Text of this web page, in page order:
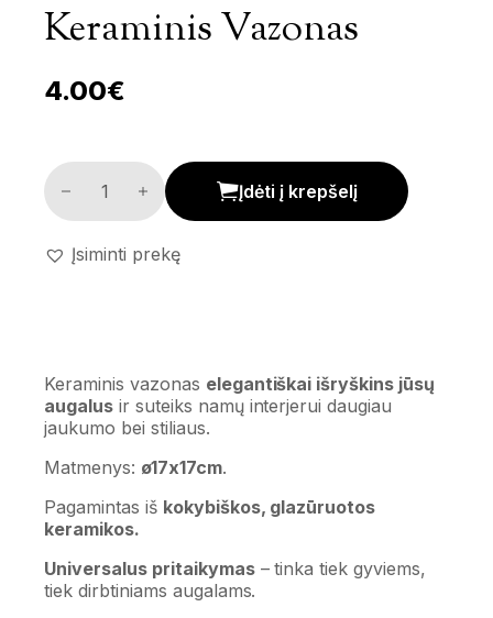
Keraminis Vazonas
4.00€
Keraminis vazonas kiekis
Įdėti į krepšelį
Įsiminti prekę
Keraminis vazonas elegantiškai išryškins jūsų
augalusir suteiks namų interjerui daugiau
jaukumo bei stiliaus.
Matmenys: ø17x17cm.
Pagamintas iš kokybiškos, glazūruotos
keramikos.
Universalus pritaikymas– tinka tiek gyviems,
tiek dirbtiniams augalams.